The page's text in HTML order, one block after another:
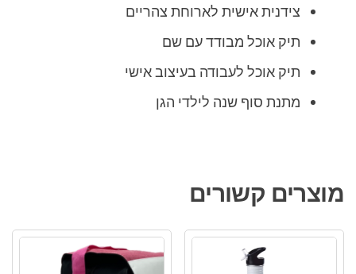
צידנית אישית לארוחת צהריים
תיק אוכל מבודד עם שם
תיק אוכל לעבודה בעיצוב אישי
מתנת סוף שנה לילדי הגן
מוצרים קשורים